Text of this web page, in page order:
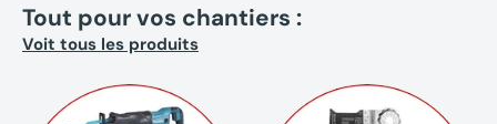
Tout pour vos chantiers :
Voit tous les produits